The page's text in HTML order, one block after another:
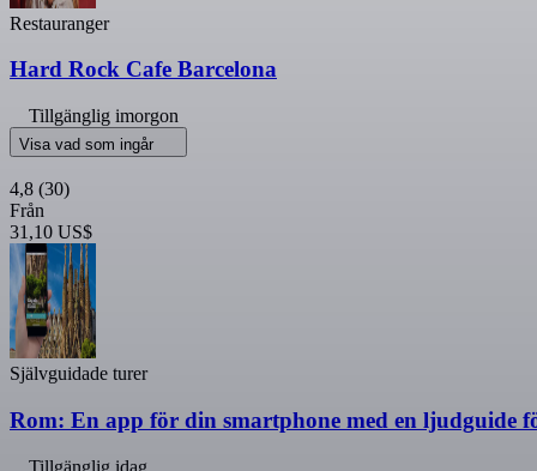
Restauranger
Hard Rock Cafe Barcelona
Tillgänglig imorgon
Visa vad som ingår
4,8 (30)
Från
31,10 US$
Självguidade turer
Rom: En app för din smartphone med en ljudguide
Tillgänglig idag